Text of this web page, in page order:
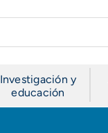
Investigación y
educación